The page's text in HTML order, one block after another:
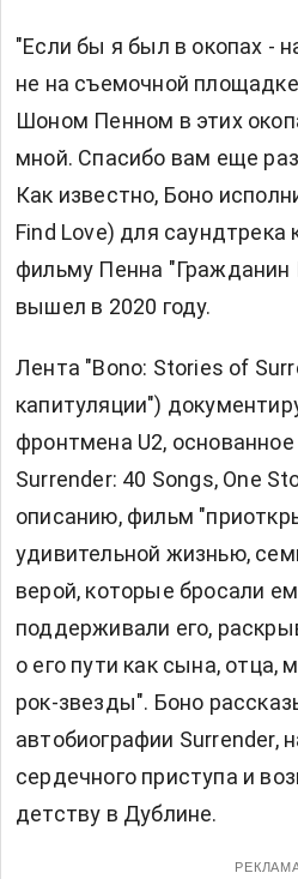
"Если бы я был в окопах -
не на съемочной
Шоном Пенном в этих
мной. Спасибо вам еще
Как известно, Боно
Find Love) для саундтрека
фильму Пенна "Гражданин
вышел в 2020 году.
Лента "Bono: Stories of
капитуляции")
фронтмена U2,
Surrender: 40 Songs, One
описанию, фильм
удивительной жизнью,
верой, которые бросали
поддерживали его,
о его пути как сына, отца,
рок-звезды". Боно
автобиографии Surrender,
сердечного приступа и
детству в Дублине.